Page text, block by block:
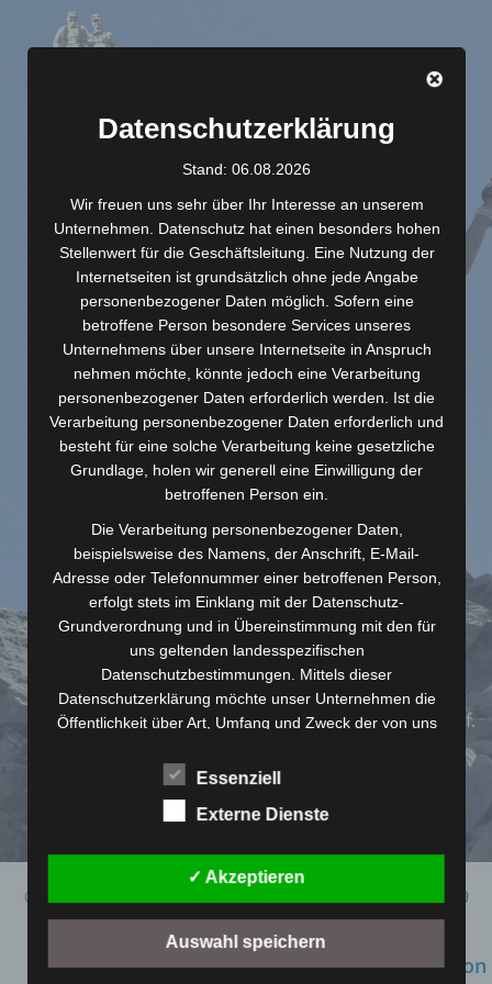
Newsletter
Du möchtest keine Information über unsere
Veranstaltungen und Aktionen verpassen?
Dann melde dich einfach für unseren RunFellows
Newsletter an.
dein Vorname (erforderlich)
dein Nachname (erforderlich)
deine E-Mail-Adresse (erforderlich)
Hiermit erkläre ich mich einverstanden, dass
RunFellows mich per Newsletter über aktuelle
Veranstaltungen und neue Beiträge informieren darf.
© 2026 - Christian Bley-Unger - Lindenstraße 3 - 93189
Reichenbach
follow us on
Datenschutzerklärung
Stand: 06.08.2026
Wir freuen uns sehr über Ihr Interesse an unserem
Unternehmen. Datenschutz hat einen besonders hohen
Stellenwert für die Geschäftsleitung. Eine Nutzung der
Internetseiten ist grundsätzlich ohne jede Angabe
personenbezogener Daten möglich. Sofern eine
betroffene Person besondere Services unseres
Unternehmens über unsere Internetseite in Anspruch
nehmen möchte, könnte jedoch eine Verarbeitung
personenbezogener Daten erforderlich werden. Ist die
Verarbeitung personenbezogener Daten erforderlich und
besteht für eine solche Verarbeitung keine gesetzliche
Grundlage, holen wir generell eine Einwilligung der
betroffenen Person ein.
Die Verarbeitung personenbezogener Daten,
beispielsweise des Namens, der Anschrift, E-Mail-
Adresse oder Telefonnummer einer betroffenen Person,
erfolgt stets im Einklang mit der Datenschutz-
Grundverordnung und in Übereinstimmung mit den für
uns geltenden landesspezifischen
Datenschutzbestimmungen. Mittels dieser
Datenschutzerklärung möchte unser Unternehmen die
Öffentlichkeit über Art, Umfang und Zweck der von uns
personenbezogenen Daten informieren. Ferner werden
betroffene Personen mittels dieser Datenschutzerklärung
über die ihnen zustehenden Rechte aufgeklärt.
Wir haben als für die Verarbeitung Verantwortlicher
zahlreiche technische und organisatorische Maßnahmen
umgesetzt, um einen möglichst lückenlosen Schutz der
personenbezogenen Daten sicherzustellen. Dennoch
Essenziell
Externe Dienste
✓ Akzeptieren
Auswahl speichern